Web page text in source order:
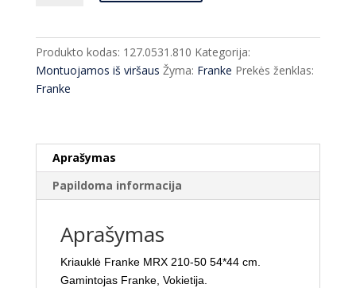
MRX
KAINA
Produkto kodas: 127.0531.810 Kategorija:
Montuojamos iš viršaus Žyma: Franke Prekės ženklas:
Franke
Aprašymas
Papildoma informacija
Aprašymas
Kriauklė Franke MRX 210-50 54*44 cm.
Gamintojas Franke, Vokietija.